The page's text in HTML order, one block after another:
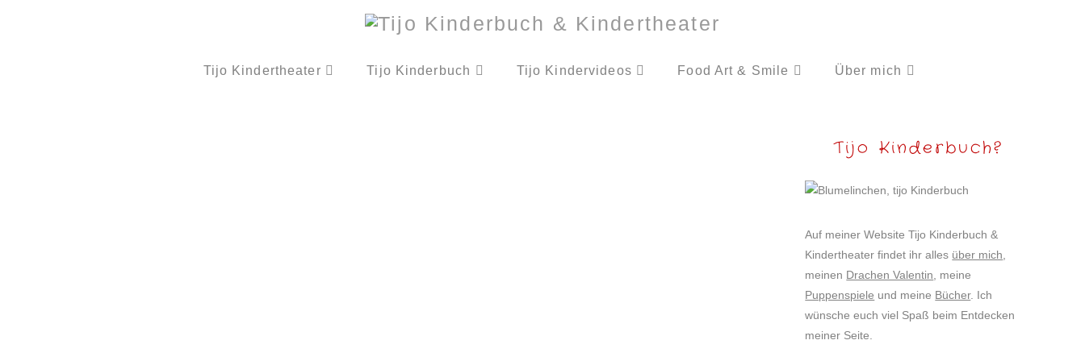
Tijo Kindertheater Tijo Kinderbuch Tijo Kindervideos Food Art & Smile Über mich
Tijo Kinderbuch?
Auf meiner Website Tijo Kinderbuch &
Kindertheater findet ihr alles über mich
meinen Drachen Valentin , meine
Puppenspiele und meine Bücher. Ich
wünsche euch viel Spaß beim Entdecken
meiner Seite.